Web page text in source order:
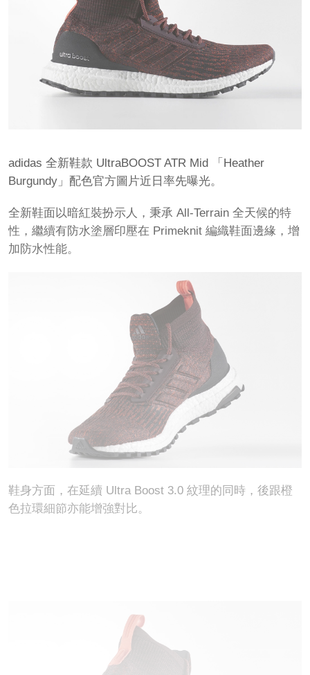
adidas 全新鞋款 UltraBOOST ATR Mid 「Heather
Burgundy」配色官方圖片近日率先曝光。
全新鞋面以暗紅裝扮示人，秉承 All-Terrain 全天候的特
性，繼續有防水塗層印壓在 Primeknit 編織鞋面邊緣，增
加防水性能。
鞋身方面，在延續 Ultra Boost 3.0 紋理的同時，後跟橙
色拉環細節亦能增強對比。